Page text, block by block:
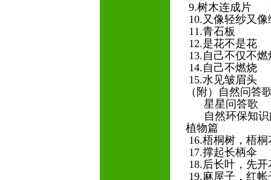
9.树木连成片
10.又像轻纱又
11.青石板
12.是花不是花
13.自己不仅不
14.自己不燃烧
15.水见皱眉头
（附）自然问答
星星问答歌
自然环保知识
植物篇
16.梧桐树，梧
17.撑起长柄伞
18.后长叶，先
19.麻屋子，红